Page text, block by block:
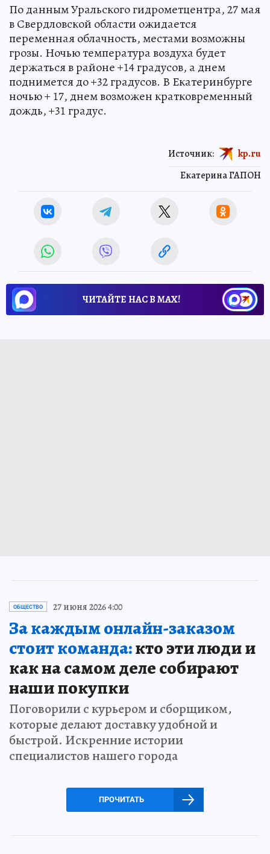
По данным Уральского гидрометцентра, 27 мая
в Свердловской области ожидается
переменная облачность, местами возможны
грозы. Ночью температура воздуха будет
держаться в районе +14 градусов, а днем
поднимется до +32 градусов. В Екатеринбурге
ночью + 17, днем возможен кратковременный
дождь, +31 градус.
Екатерина ГАПОН
Источник: kp.ru
ЧИТАЙТЕ НАС В МАХ!
ОБЩЕСТВО 27 июня 2026 4:00
За каждым онлайн-заказом
стоит команда:кто эти люди и
как на самом деле собирают
наши покупки
Поговорили с курьером и сборщиком,
которые делают доставку удобной и
быстрой. Искренние истории
специалистов нашего города
ПРОЧИТАТЬ